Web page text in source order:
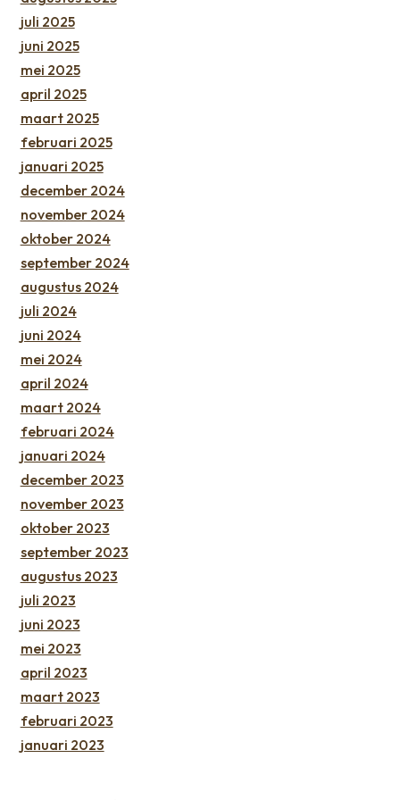
juli 2025
juni 2025
mei 2025
april 2025
maart 2025
februari 2025
januari 2025
december 2024
november 2024
oktober 2024
september 2024
augustus 2024
juli 2024
juni 2024
mei 2024
april 2024
maart 2024
februari 2024
januari 2024
december 2023
november 2023
oktober 2023
september 2023
augustus 2023
juli 2023
juni 2023
mei 2023
april 2023
maart 2023
februari 2023
januari 2023